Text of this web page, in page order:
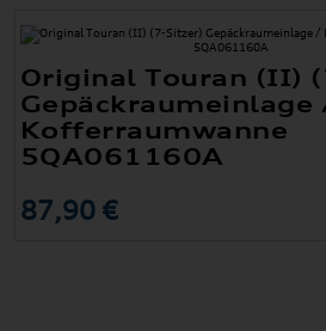
Original Touran (II)
Gepäckraumeinlage
Kofferraumwanne
5QA061160A
87,90 €